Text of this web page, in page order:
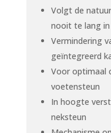
Volgt de
nooit te lang
Vermindering
geïntegreerd
Voor optimaal
voetensteun
In hoogte
neksteun